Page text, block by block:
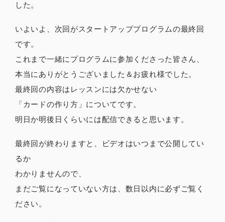
した。
いよいよ、次回がスタートアッププログラムの最終回
です。
これまで一緒にプログラムに参加くださった皆さん、
本当にありがとうございました＆お疲れ様でした。
最終回の内容はレッスンには欠かせない
「カードの作り方」についてです。
明日か明後日くらいには配信できると思います。
最終回が終わりますと、ビデオはいつまで公開してい
るか
わかりませんので、
まだご覧になっていない方は、数日以内に必ずご覧く
ださい。